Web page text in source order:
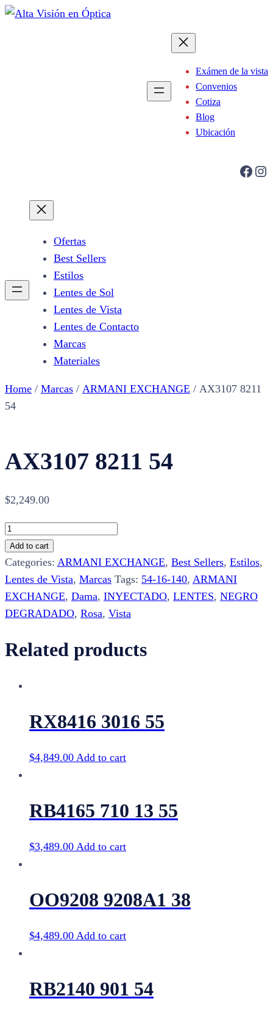
Saltar
Exámen de la vista
Convenios
Cotiza
Blog
Ubicación
Facebook Instagram
Ofertas
Best Sellers
Estilos
Lentes de Sol
Lentes de Vista
Lentes de Contacto
Marcas
Materiales
Home / Marcas / ARMANI EXCHANGE / AX3107 8211
54
AX3107 8211 54
$2,249.00
AX3107
8211
54
quantity
Add to cart
Categories: ARMANI EXCHANGE, Best Sellers, Estilos,
Lentes de Vista, Marcas Tags: 54-16-140, ARMANI
EXCHANGE, Dama, INYECTADO, LENTES, NEGRO
DEGRADADO, Rosa, Vista
Related products
RX8416 3016 55
$4,849.00 Add to cart
RB4165 710 13 55
$3,489.00 Add to cart
OO9208 9208A1 38
$4,489.00 Add to cart
RB2140 901 54